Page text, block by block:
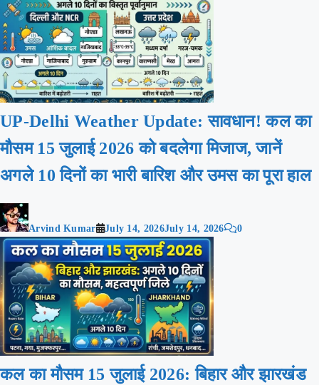
UP-Delhi Weather Update: सावधान! कल का
मौसम 15 जुलाई 2026 को बदलेगा मिजाज, जानें
अगले 10 दिनों का भारी बारिश और उमस का पूरा हाल
Arvind Kumar July 14, 2026July 14, 2026 0
कल का मौसम 15 जुलाई 2026: बिहार और झारखंड